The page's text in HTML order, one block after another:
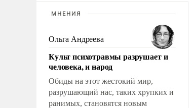
МНЕНИЯ
Ольга Андреева
Культ психотравмы разрушает и
человека, и народ
Обиды на этот жестокий мир,
разрушающий нас, таких хрупких и
ранимых, становятся новым